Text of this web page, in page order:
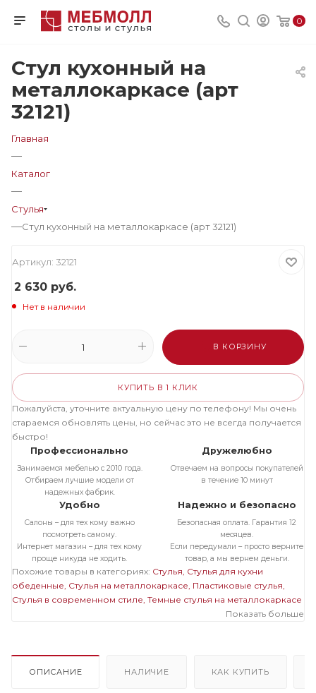
0
Стул кухонный на
металлокаркасе (арт
32121)
Главная
—
Каталог
—
Стулья
—Стул кухонный на металлокаркасе (арт 32121)
Артикул: 32121
2 630 руб.
Нет в наличии
В КОРЗИНУ
КУПИТЬ В 1 КЛИК
Пожалуйста, уточните актуальную цену по телефону! Мы очень
стараемся обновлять цены, но сейчас это не всегда получается
быстро!
Профессионально
Занимаемся мебелью с 2010 года.
Отбираем лучшие модели от
надежных фабрик.
Дружелюбно
Отвечаем на вопросы покупателей
в течение 10 минут
Удобно
Салоны – для тех кому важно
посмотреть самому.
Интернет магазин – для тех кому
проще никуда не ходить.
Надежно и безопасно
Безопасная оплата. Гарантия 12
месяцев.
Если передумали – просто верните
товар, а мы вернем деньги.
Похожие товары в категориях: Стулья Стулья для кухни
обеденные Стулья на металлокаркасе Пластиковые стулья
Стулья в современном стиле Темные стулья на металлокаркасе
Показать больше
ОПИСАНИЕ НАЛИЧИЕ КАК КУПИТЬ